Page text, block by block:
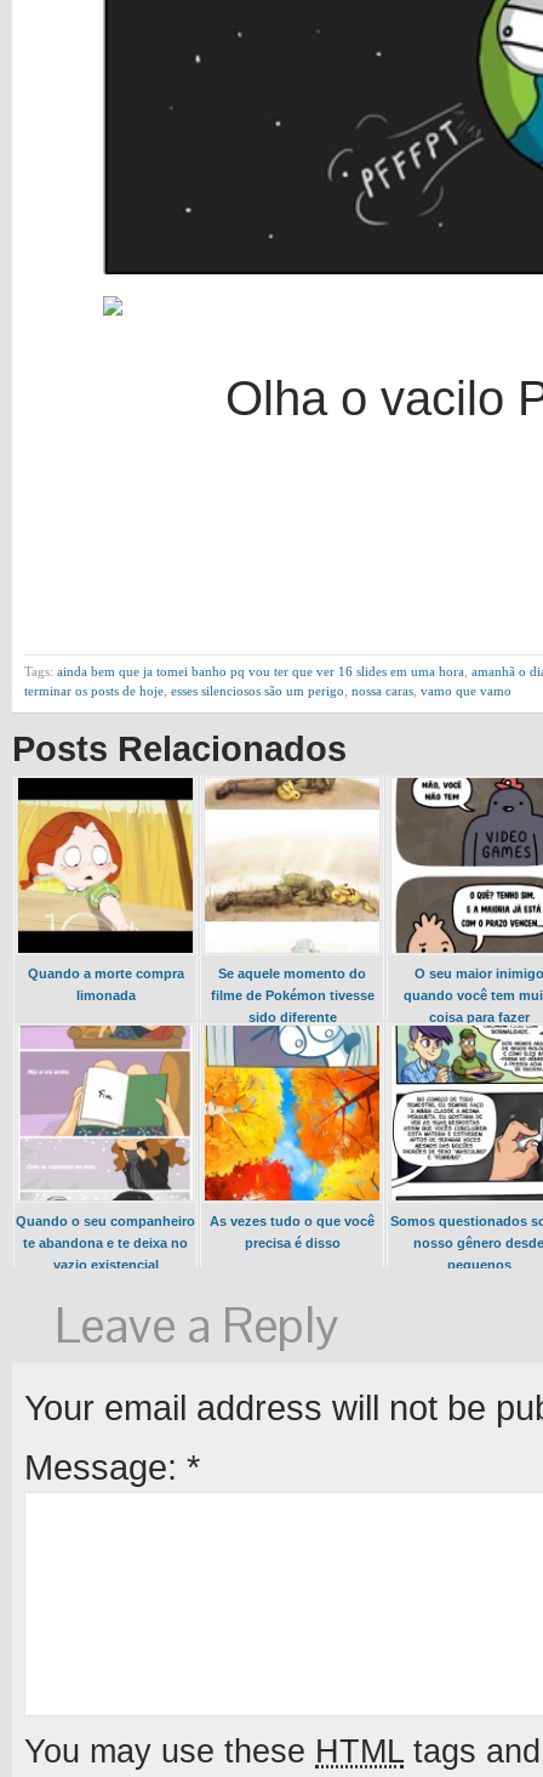
Olha o vacilo
Tags: ainda bem que ja tomei banho pq vou ter que ver 16 slides em uma hora amanhã o
terminar os posts de hoje esses silenciosos são um perigo nossa caras vamo que vamo
Posts Relacionados
Quando a morte compra
limonada
Se aquele momento do
filme de Pokémon tivesse
sido diferente
O seu maior inimigo
quando você tem
coisa para fazer
Quando o seu companheiro
te abandona e te deixa no
vazio existencial
As vezes tudo o que você
precisa é disso
Somos questionados
nosso gênero desde
pequenos
Leave a Reply
Your email address will not be
Message: *
You may use these HTMLtags